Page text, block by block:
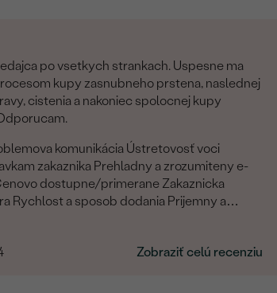
po vsetkych strankach. Uspesne ma
kupy zasnubneho prstena, naslednej
cistenia a nakoniec spolocnej kupy
komunikácia Ústretovosť voci
zakaznika Prehladny a zrozumiteny e-
dostupne/primerane Zakaznicka
a sposob dodania Prijemny a
Zobraziť celú recenziu